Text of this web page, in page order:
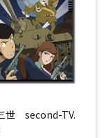
世 second-TV.